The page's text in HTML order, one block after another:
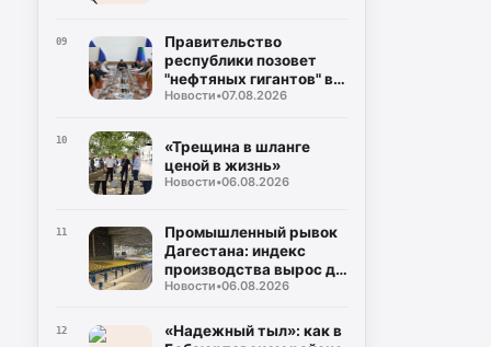
09
Правительство
республики позовет
"нефтяных гигантов" в
регион
Новости•07.08.2026
10
«Трещина в шланге
ценой в жизнь»
Новости•06.08.2026
11
Промышленный рывок
Дагестана: индекс
производства вырос до
106%, а объем отгрузки
миллиардов рублей
Новости•06.08.2026
12
«Надежный тыл»: как в